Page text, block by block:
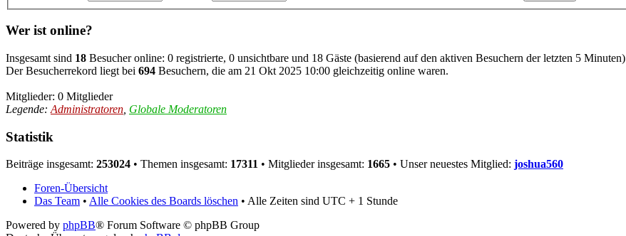
Wer ist online?
Insgesamt sind 18 Besucher online: 0 registrierte, 0 unsichtbare und 18 Gäste (basierend auf den aktiven Besuchern der letzten 5 Minuten)
Der Besucherrekord liegt bei 694 Besuchern, die am 21 Okt 2025 10:00 gleichzeitig online waren.
Mitglieder: 0 Mitglieder
Legende: Administratoren Globale Moderatoren
Statistik
Beiträge insgesamt: 253024 • Themen insgesamt: 17311 • Mitglieder insgesamt: 1665 • Unser neuestes Mitglied: joshua560
Foren-Übersicht
Das Team • Alle Cookies des Boards löschen • Alle Zeiten sind UTC + 1 Stunde
Powered by phpBB® Forum Software © phpBB Group